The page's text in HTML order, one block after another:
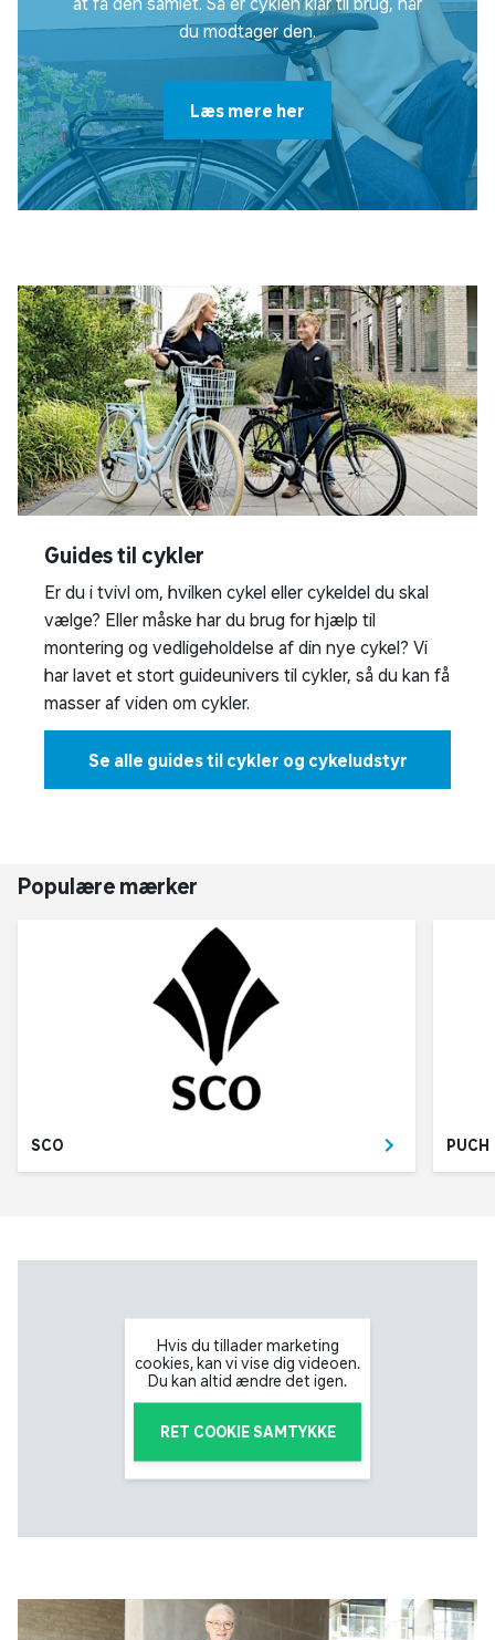
du modtager den.
Læs mere her
Guides til cykler
Er du i tvivl om, hvilken cykel eller cykeldel du skal
vælge? Eller måske har du brug for hjælp til
montering og vedligeholdelse af din nye cykel? Vi
har lavet et stort guideunivers til cykler, så du kan få
masser af viden om cykler.
Se alle guides til cykler og cykeludstyr
Populære mærker
SCO PUCH
Hvis du tillader marketing
cookies, kan vi vise dig videoen.
Du kan altid ændre det igen.
RET COOKIE SAMTYKKE